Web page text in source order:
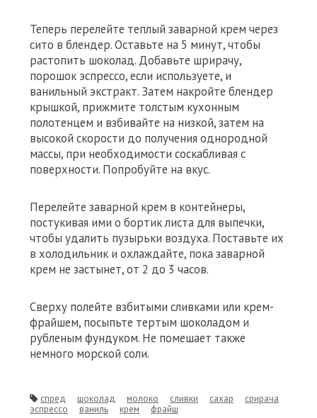
Теперь перелейте теплый заварной крем через
сито в блендер. Оставьте на 5 минут, чтобы
растопить шоколад. Добавьте шрирачу,
порошок эспрессо, если используете, и
ванильный экстракт. Затем накройте блендер
крышкой, прижмите толстым кухонным
полотенцем и взбивайте на низкой, затем на
высокой скорости до получения однородной
массы, при необходимости соскабливая с
поверхности. Попробуйте на вкус.
Перелейте заварной крем в контейнеры,
постукивая ими о бортик листа для выпечки,
чтобы удалить пузырьки воздуха. Поставьте их
в холодильник и охлаждайте, пока заварной
крем не застынет, от 2 до 3 часов.
Сверху полейте взбитыми сливками или крем-
фрайшем, посыпьте тертым шоколадом и
рубленым фундуком. Не помешает также
немного морской соли.
спред шоколад молоко сливки сахар
срирача
эспрессо
ваниль крем фрайш